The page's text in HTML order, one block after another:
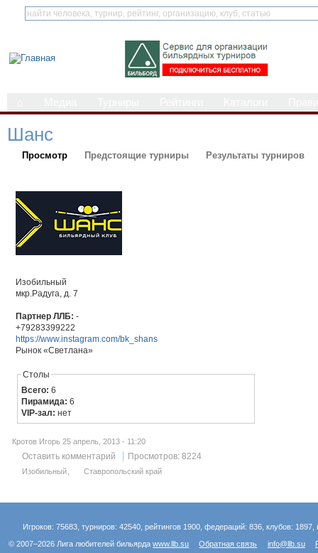
Шанс
Просмотр Предстоящие турниры Результаты турниров
Изобильный
мкр.Радуга, д. 7
Партнер ЛЛБ: -
+79283399222
https://www.instagram.com/bk_shans
Рынок «Светлана»
Столы
Всего:6
Пирамида:6
VIP-зал:нет
Кротов Игорь 25 апрель, 2013 - 11:20
Оставить комментарий Просмотров: 8224
Изобильный Ставропольский край
Игроков: 75683, турниров: 42540, рейтингов 1900, федераций: 836, клубов:
© 2007–2026 Лига любителей бильярдаwww.llb.su Обратная связь info@llb.su